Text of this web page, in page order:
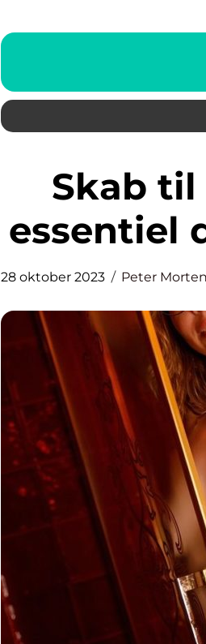
Skab til badeværelse – en
essentiel
28 oktober 2023 Peter